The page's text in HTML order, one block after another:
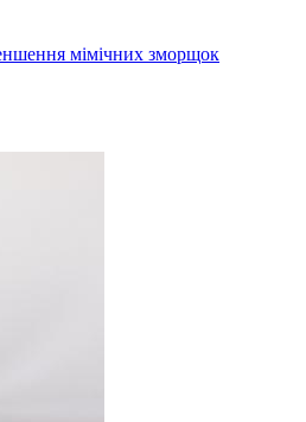
мімічних зморщок